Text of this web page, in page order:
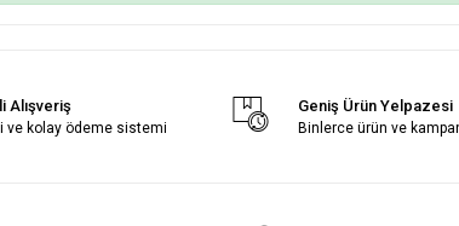
Alışveriş
ve kolay ödeme sistemi
Geniş Ürün Yelpazesi
Binlerce ürün ve